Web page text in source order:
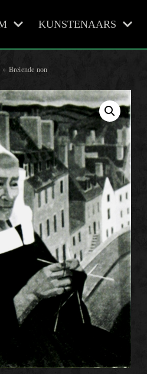
KUNSTENAARS
» Breiende non